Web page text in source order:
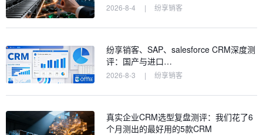
2026-8-4 | 纷享销客
纷享销客、SAP、salesforce CRM深度测
评：国产与进口…
2026-8-3 | 纷享销客
真实企业CRM选型复盘测评：我们花了6
个月测出的最好用的5款CRM